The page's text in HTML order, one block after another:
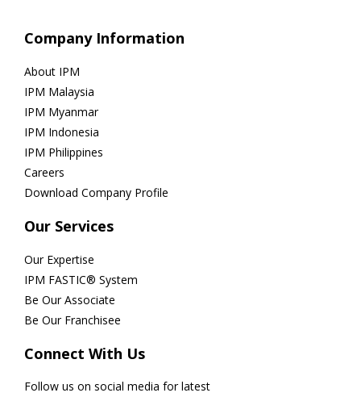
Company Information
About IPM
IPM Malaysia
IPM Myanmar
IPM Indonesia
IPM Philippines
Careers
Download Company Profile
Our Services
Our Expertise
IPM FASTIC® System
Be Our Associate
Be Our Franchisee
Connect With Us
Follow us on social media for latest